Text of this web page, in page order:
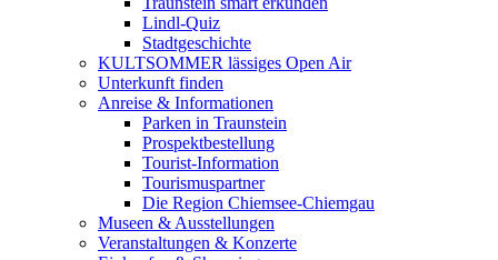
Lindl-Quiz
Stadtgeschichte
KULTSOMMER lässiges Open Air
Unterkunft finden
Anreise & Informationen
Parken in Traunstein
Prospektbestellung
Tourist-Information
Tourismuspartner
Die Region Chiemsee-Chiemgau
Museen & Ausstellungen
Veranstaltungen & Konzerte